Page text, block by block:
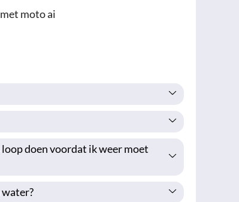
moto ai
doen voordat ik weer moet